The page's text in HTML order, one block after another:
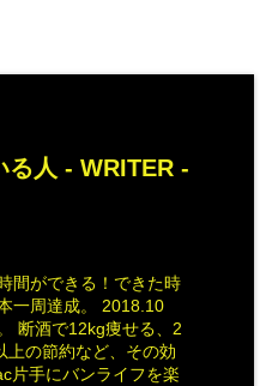
る人 - WRITER -
間ができる！できた時
一周達成。 2018.10
断酒で12kg痩せる、2
上の節約など、その効
片手にバンライフを楽